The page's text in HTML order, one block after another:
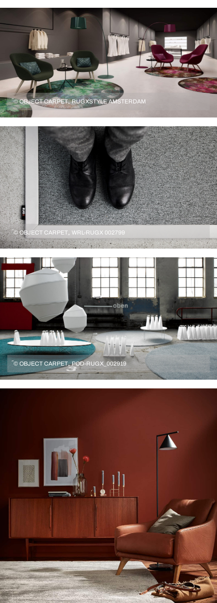
´´© OBJECT CARPET„ RUGXSTYLE AMSTERDAM
´´© OBJECT CARPET„ WRL-RUGX 002799
´´© OBJECT CARPET„ POD-RUGX_002919